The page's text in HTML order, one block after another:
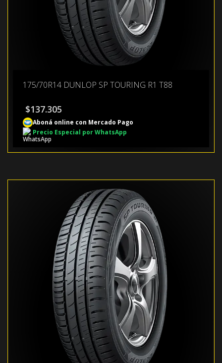
175/70R14 DUNLOP SP TOURING R1 T88
$137.305
Aboná online con Mercado Pago
Precio Especial por WhatsApp